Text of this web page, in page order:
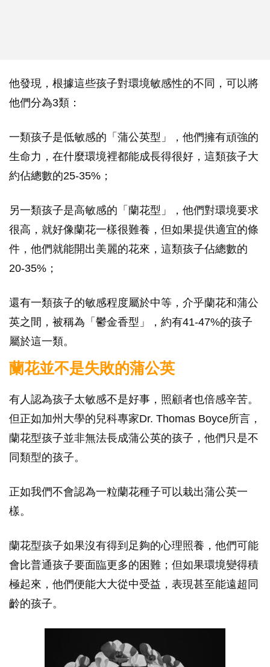
他發現，根據這些孩子對環境敏感性的不同，可以將
他們分為3類：
一類孩子是低敏感的「蒲公英型」，他們擁有頑強的
生命力，在什麼環境裡都能成長得很好，這類孩子大
約佔總數的25-35%；
另一類孩子是高敏感的「蘭花型」，他們對環境要求
很高，就好像蘭花一樣很難養，但如果提供適宜的條
件，他們就能開出美麗的花來，這類孩子佔總數的
20-35%；
還有一類孩子的敏感程度屬於中等，介乎蘭花和蒲公
英之間，被稱為「鬱金香型」，約有41-47%的孩子
屬於這一類。
蘭花並不是失敗的蒲公英
有人認為孩子太敏感不是好事，照顧者也倍感辛苦。
但正如加州大學的兒科專家Dr. Thomas Boyce所言，
蘭花型孩子並非無法長成蒲公英的孩子，他們只是不
同類型的孩子。
正如我們不會認為一粒蘭花種子可以栽出蒲公英一
樣。
蘭花型孩子如果沒有得到足夠的心理照養，他們可能
會比普通孩子要面臨更多的困難；但如果環境變得積
極起來，他們便能大大從中受益，表現甚至能遠超同
齡的孩子。